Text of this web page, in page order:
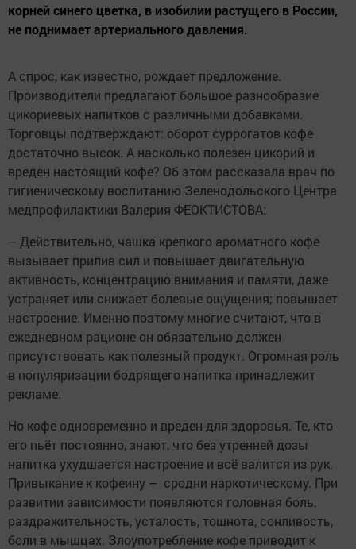
корней синего цветка, в изобилии растущего в России,
не поднимает артериального давления.
А спрос, как известно, рождает предложение.
Производители предлагают большое разнообразие
цикориевых напитков с различными добавками.
Торговцы подтверждают: оборот суррогатов кофе
достаточно высок. А насколько полезен цикорий и
вреден настоящий кофе? Об этом рассказала врач по
гигиеническому воспитанию Зеленодольского Центра
медпрофилактики Валерия ФЕОКТИСТОВА:
– Действительно, чашка крепкого ароматного кофе
вызывает прилив сил и повышает двигательную
активность, концентрацию внимания и памяти, даже
устраняет или снижает болевые ощущения; повышает
настроение. Именно поэтому многие считают, что в
ежедневном рационе он обязательно должен
присутствовать как полезный продукт. Огромная роль
в популяризации бодрящего напитка принадлежит
рекламе.
Но кофе одновременно и вреден для здоровья. Те, кто
его пьёт постоянно, знают, что без утренней дозы
напитка ухудшается настроение и всё валится из рук.
Привыкание к кофеину – сродни наркотическому. При
развитии зависимости появляются головная боль,
раздражительность, усталость, тошнота, сонливость,
боли в мышцах. Злоупотребление кофе приводит к